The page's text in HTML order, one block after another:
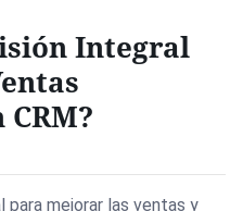
Integral
para mejorar las ventas y